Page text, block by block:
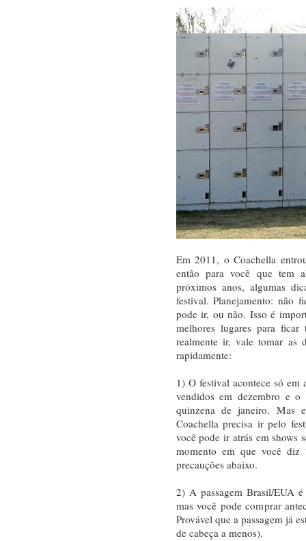
Em 2011, o Coachella
então para você que tem
próximos anos, algumas
festival. Planejamento: não
pode ir, ou não. Isso é
melhores lugares para
realmente ir, vale tomar as
rapidamente:
1) O festival acontece só em
vendidos em dezembro e
quinzena de janeiro. Mas
Coachella precisa ir pelo
você pode ir atrás em shows
momento em que você
precauções abaixo.
2) A passagem Brasil/EUA
mas você pode comprar
Provável que a passagem já
de cabeça a menos).